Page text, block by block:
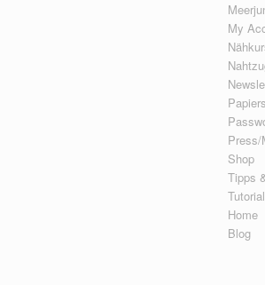
My
Press/
Shop
Tipps
Home
Blog